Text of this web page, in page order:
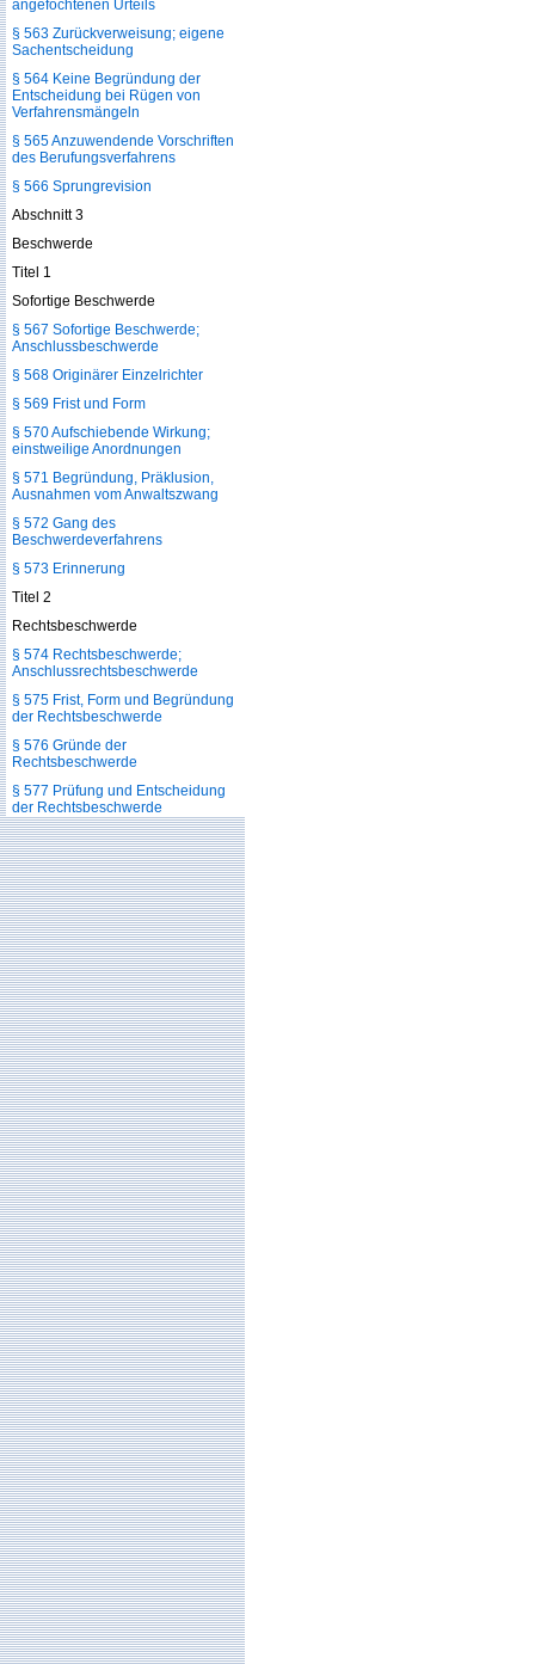
angefochtenen Urteils
§ 563 Zurückverweisung; eigene
Sachentscheidung
§ 564 Keine Begründung der
Entscheidung bei Rügen von
Verfahrensmängeln
§ 565 Anzuwendende Vorschriften
des Berufungsverfahrens
§ 566 Sprungrevision
Abschnitt 3
Beschwerde
Titel 1
Sofortige Beschwerde
§ 567 Sofortige Beschwerde;
Anschlussbeschwerde
§ 568 Originärer Einzelrichter
§ 569 Frist und Form
§ 570 Aufschiebende Wirkung;
einstweilige Anordnungen
§ 571 Begründung, Präklusion,
Ausnahmen vom Anwaltszwang
§ 572 Gang des
Beschwerdeverfahrens
§ 573 Erinnerung
Titel 2
Rechtsbeschwerde
§ 574 Rechtsbeschwerde;
Anschlussrechtsbeschwerde
§ 575 Frist, Form und Begründung
der Rechtsbeschwerde
§ 576 Gründe der
Rechtsbeschwerde
§ 577 Prüfung und Entscheidung
der Rechtsbeschwerde